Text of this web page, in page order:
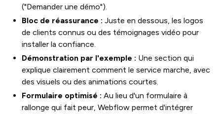
("Demander une démo").
Bloc de réassurance : Juste en dessous, les logos
de clients connus ou des témoignages vidéo pour
installer la confiance.
Démonstration par l'exemple : Une section qui
explique clairement comment le service marche, avec
des visuels ou des animations courtes.
Formulaire optimisé : Au lieu d'un formulaire à
rallonge qui fait peur, Webflow permet d'intégrer